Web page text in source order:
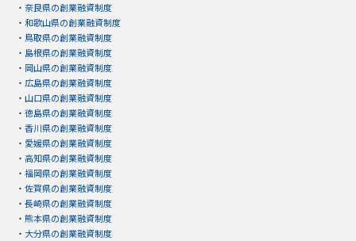
・ 奈良県の創業融資制度
・ 和歌山県の創業融資制度
・ 鳥取県の創業融資制度
・ 島根県の創業融資制度
・ 岡山県の創業融資制度
・ 広島県の創業融資制度
・ 山口県の創業融資制度
・ 徳島県の創業融資制度
・ 香川県の創業融資制度
・ 愛媛県の創業融資制度
・ 高知県の創業融資制度
・ 福岡県の創業融資制度
・ 佐賀県の創業融資制度
・ 長崎県の創業融資制度
・ 熊本県の創業融資制度
・ 大分県の創業融資制度